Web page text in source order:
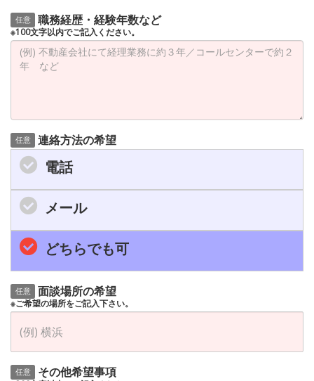
任意 職務経歴・経験年数など
※100文字以内でご記入ください。
任意 連絡方法の希望
電話
メール
どちらでも可
任意 面談場所の希望
※ご希望の場所をご記入下さい。
任意 その他希望事項